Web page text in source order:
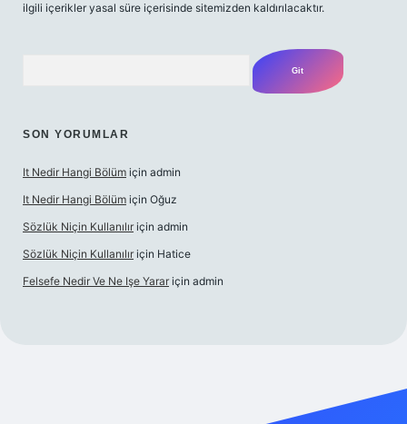
ilgili içerikler yasal süre içerisinde sitemizden kaldırılacaktır.
SON YORUMLAR
It Nedir Hangi Bölüm için admin
It Nedir Hangi Bölüm için Oğuz
Sözlük Niçin Kullanılır için admin
Sözlük Niçin Kullanılır için Hatice
Felsefe Nedir Ve Ne Işe Yarar için admin